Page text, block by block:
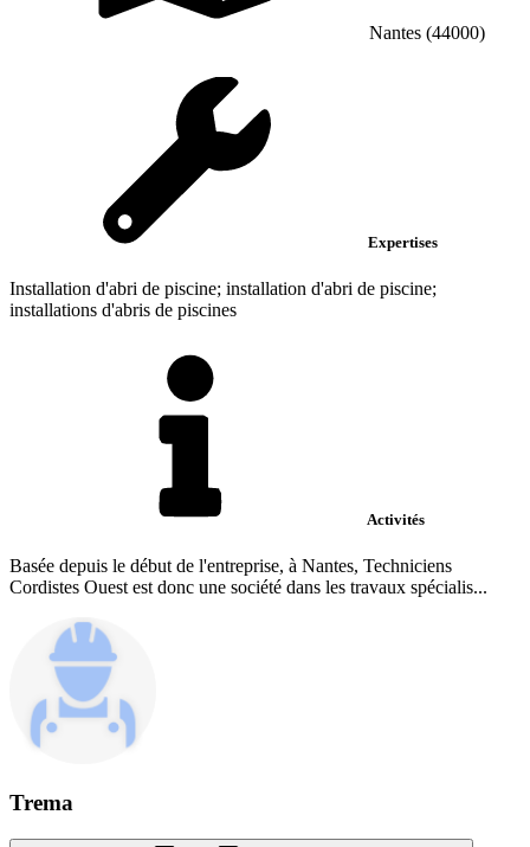
Nantes (44000)
Expertises
Installation d'abri de piscine; installation d'abri de piscine;
installations d'abris de piscines
Activités
Basée depuis le début de l'entreprise, à Nantes, Techniciens
Cordistes Ouest est donc une société dans les travaux spécialis...
Trema